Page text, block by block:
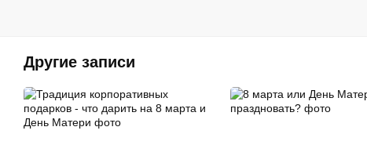
Другие записи